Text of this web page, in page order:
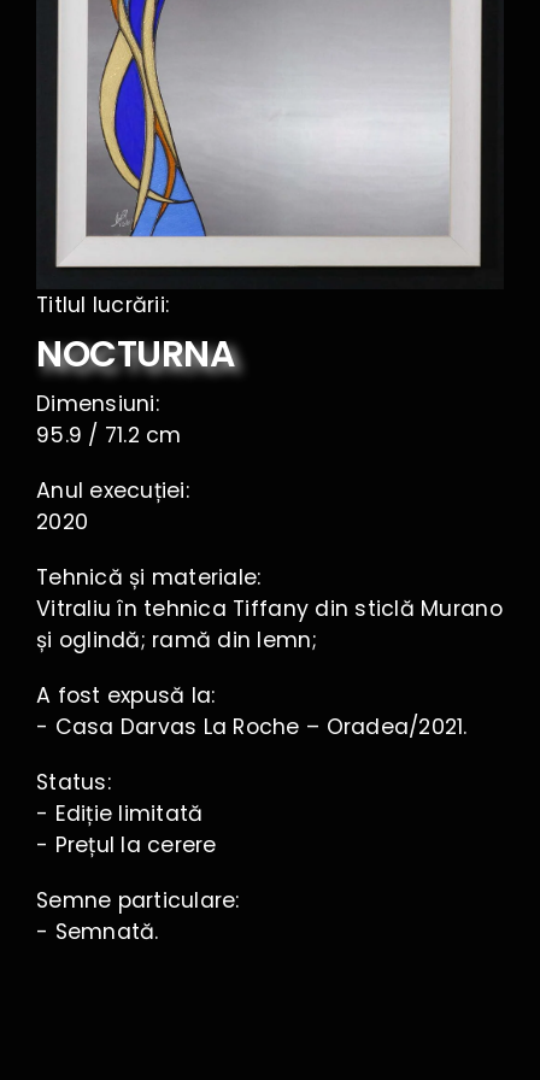
Kontakt
Titlul lucrării:
NOCTURNA
Dimensiuni:
95.9 / 71.2 cm
Anul execuției:
2020
Tehnică și materiale:
Vitraliu în tehnica Tiffany din sticlă Murano
și oglindă; ramă din lemn;
A fost expusă la:
- Casa Darvas La Roche – Oradea/2021.
Status:
- Ediție limitată
- Prețul la cerere
Semne particulare:
- Semnată.